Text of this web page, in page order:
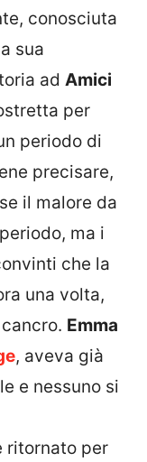
conosciuta
sua
ad Amici
per
periodo di
precisare,
il malore da
ma i
che la
una volta,
Emma
, aveva già
e nessuno si
ritornato per